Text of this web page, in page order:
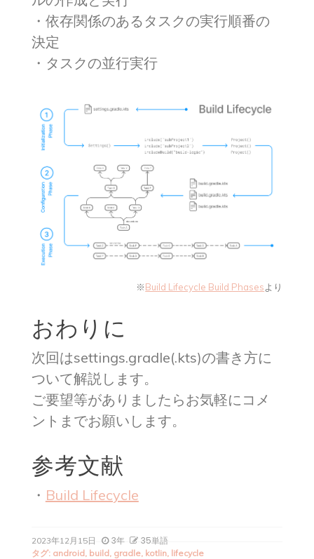
・依存関係のあるタスクの実行順番の
決定
・タスクの並行実行
※Build Lifecycle Build Phasesより
おわりに
次回はsettings.gradle(.kts)の書き方に
ついて解説します。
ご要望等がありましたらお気軽にコメ
ントまでお願いします。
参考文献
・ Build Lifecycle
2023年12月15日 3年 35単語
タグ: android, build, gradle, kotlin, lifecycle